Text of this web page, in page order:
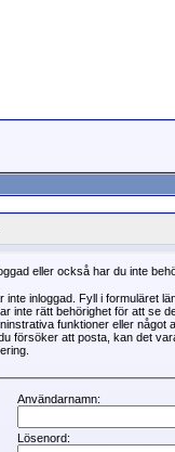
eller också har du inte
inte inloggad. Fyll i formuläret
inte rätt behörighet för att se
funktioner eller något
försöker att posta, kan det
Användarnamn:
Lösenord: